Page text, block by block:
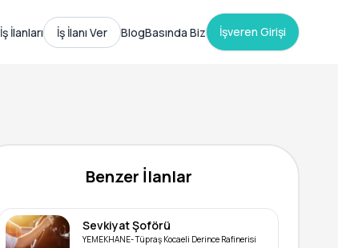
İş İlanları İş İlanı Ver BlogBasında Biz İşveren Girişi
Benzer İlanlar
Sevkiyat Şoförü
YEMEKHANE- Tüpraş Kocaeli Derince Rafinerisi